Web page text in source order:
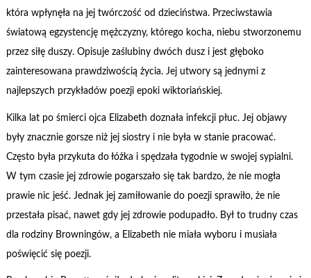
która wpłynęła na jej twórczość od dzieciństwa. Przeciwstawia
światową egzystencję mężczyzny, którego kocha, niebu stworzonemu
przez siłę duszy. Opisuje zaślubiny dwóch dusz i jest głęboko
zainteresowana prawdziwością życia. Jej utwory są jednymi z
najlepszych przykładów poezji epoki wiktoriańskiej.
Kilka lat po śmierci ojca Elizabeth doznała infekcji płuc. Jej objawy
były znacznie gorsze niż jej siostry i nie była w stanie pracować.
Często była przykuta do łóżka i spędzała tygodnie w swojej sypialni.
W tym czasie jej zdrowie pogarszało się tak bardzo, że nie mogła
prawie nic jeść. Jednak jej zamiłowanie do poezji sprawiło, że nie
przestała pisać, nawet gdy jej zdrowie podupadło. Był to trudny czas
dla rodziny Browningów, a Elizabeth nie miała wyboru i musiała
poświęcić się poezji.